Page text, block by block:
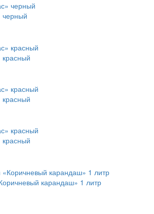
черный
красный
красный
карандаш» 1 литр